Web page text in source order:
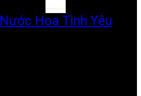
Nước Hoa Tình Yêu